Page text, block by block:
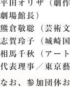
平田オリザ（劇
劇場館長）
熊倉敬聡（芸術
志賀玲子（城崎
相馬千秋（アー
代表理事／東京
なお、参加団体